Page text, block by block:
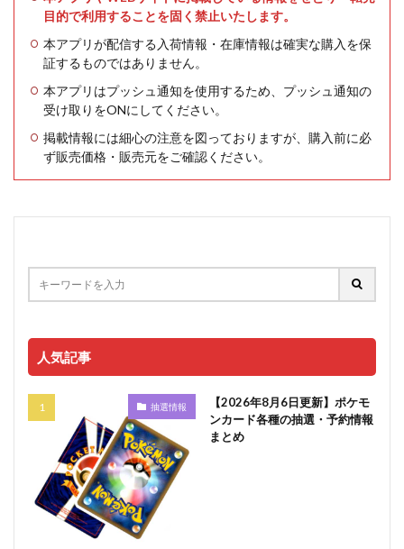
目的で利用することを固く禁止いたします。
本アプリが配信する入荷情報・在庫情報は確実な購入を保
証するものではありません。
本アプリはプッシュ通知を使用するため、プッシュ通知の
受け取りをONにしてください。
掲載情報には細心の注意を図っておりますが、購入前に必
ず販売価格・販売元をご確認ください。
人気記事
抽選情報
【2026年8月6日更新】ポケモ
ンカード各種の抽選・予約情報
まとめ